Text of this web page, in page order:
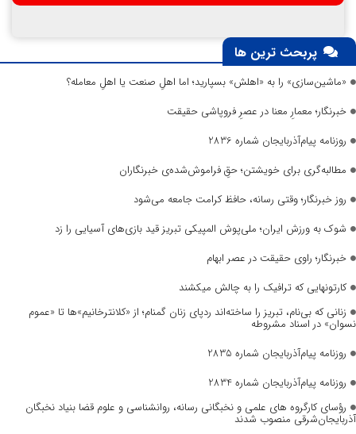
پربحث ترین ها
«ماشین‌سازی» را به «اهلش» بسپارید؛ اما اهلِ صنعت یا اهلِ معامله؟
خبرنگار؛ معمارِ معنا در عصرِ فروپاشی حقیقت
روزنامه پیام‌آذربایجان شماره 2836
مطالبه‌گری برای خویشتن؛ حقِ فراموش‌شده‌ی خبرنگاران
روز خبرنگار؛ وقتی رسانه، حافظ کرامت جامعه می‌شود
شوک به ورزش ایران؛ ملی‌پوش المپیکی تبریز قید بازی‌های آسیایی را زد
خبرنگار؛ راوی حقیقت در عصر ابهام
کارتونهایی که ترافیک را به چالش میکشند
زنانی که بی‌نام، تبریز را ساخته‌اند ردپای زنان گمنام؛ از «کلانترخانیم»ها تا «عموم
نسوان» در اسناد مشروطه
روزنامه پیام‌آذربایجان شماره 2835
روزنامه پیام‌آذربایجان شماره 2834
رؤسای کارگروه های علمی و نخبگانی رسانه، روانشناسی و علوم قضا بنیاد نخبگان
آذربایجان‌شرقی منصوب شدند